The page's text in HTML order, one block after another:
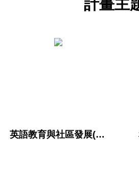
計畫主
英語教育與社區發展(招募中)